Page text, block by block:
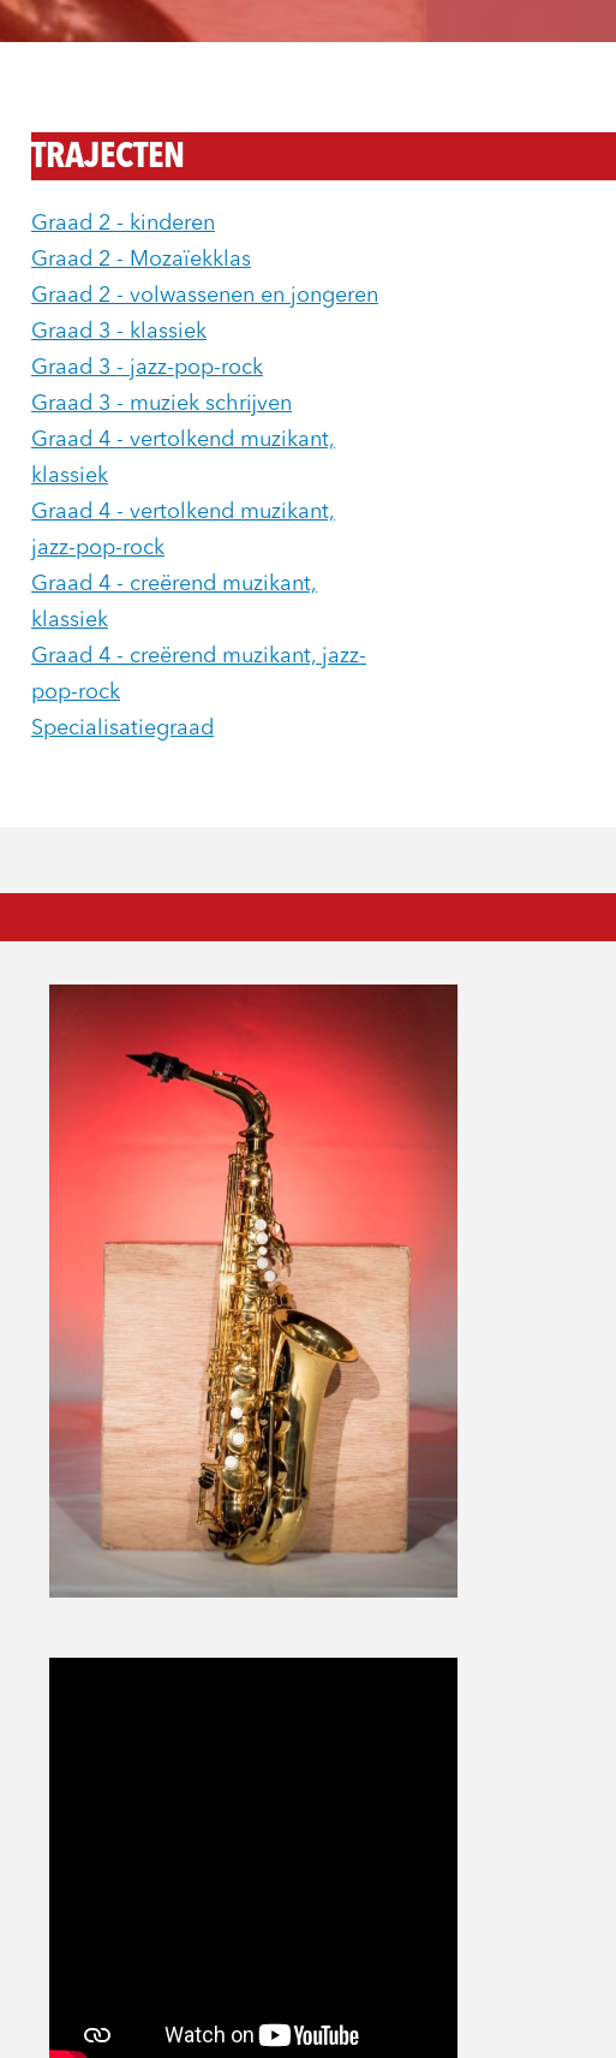
TRAJECTEN
Graad 2 - kinderen
Graad 2 - Mozaïekklas
Graad 2 - volwassenen en jongeren
Graad 3 - klassiek
Graad 3 - jazz-pop-rock
Graad 3 - muziek schrijven
Graad 4 - vertolkend muzikant,
klassiek
Graad 4 - vertolkend muzikant,
jazz-pop-rock
Graad 4 - creërend muzikant,
klassiek
Graad 4 - creërend muzikant, jazz-
pop-rock
Specialisatiegraad